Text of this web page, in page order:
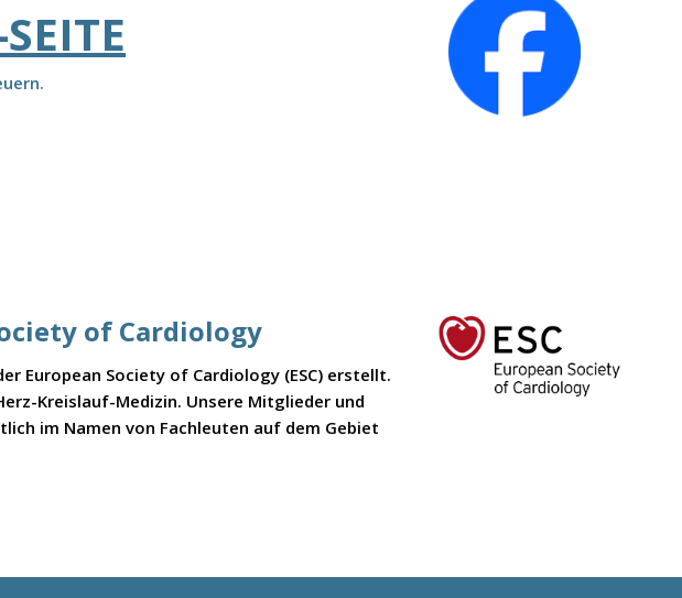
of Cardiology
European Society of Cardiology (ESC) erstellt.
Kreislauf-Medizin. Unsere Mitglieder und
im Namen von Fachleuten auf dem Gebiet